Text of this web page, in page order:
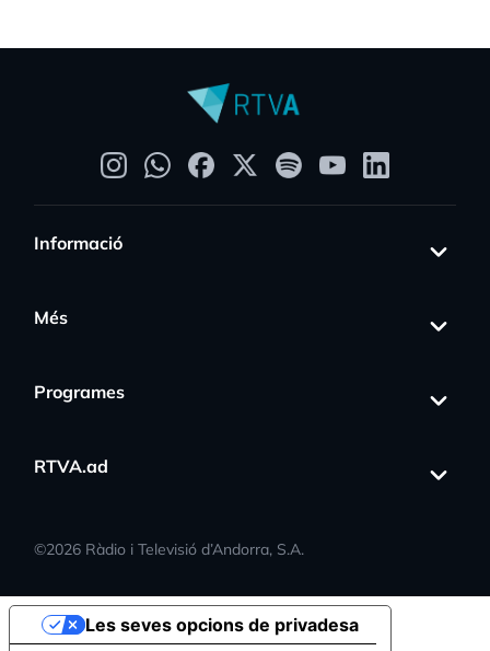
Informació
Més
Programes
RTVA.ad
©2026 Ràdio i Televisió d’Andorra, S.A.
Les seves opcions de privadesa